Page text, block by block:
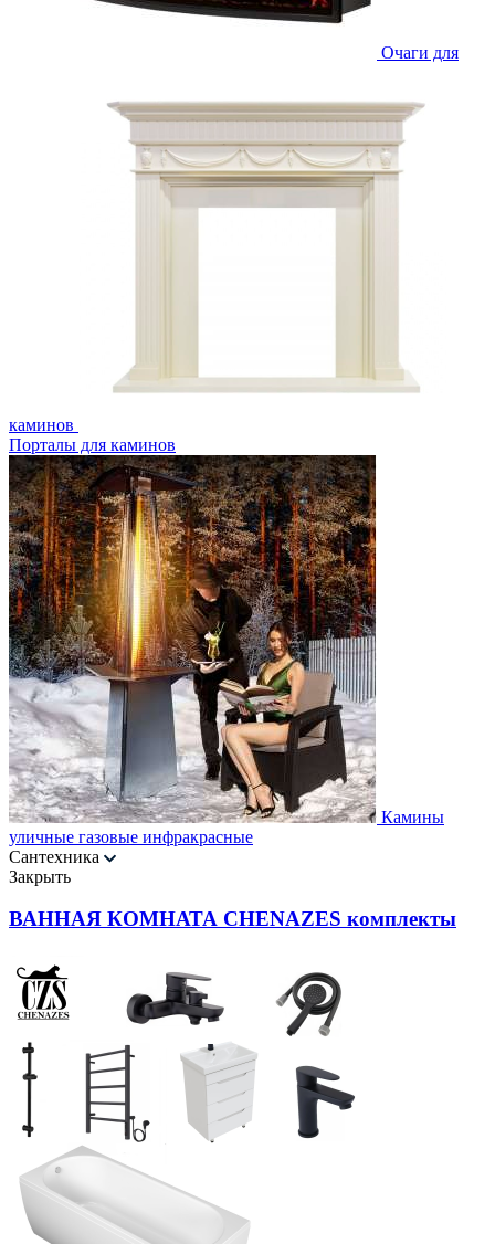
Очаги для
каминов
Порталы для каминов
Камины
уличные газовые инфракрасные
Сантехника
Закрыть
ВАННАЯ КОМНАТА CHENAZES комплекты